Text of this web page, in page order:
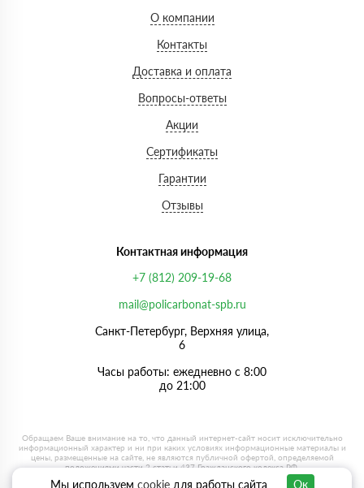
О компании
Контакты
Доставка и оплата
Вопросы-ответы
Акции
Сертификаты
Гарантии
Отзывы
Контактная информация
+7 (812) 209-19-68
mail@policarbonat-spb.ru
Санкт-Петербург, Верхняя улица,
6
Часы работы: ежедневно с 8:00
до 21:00
Мы используем cookieдля работы сайта Ок